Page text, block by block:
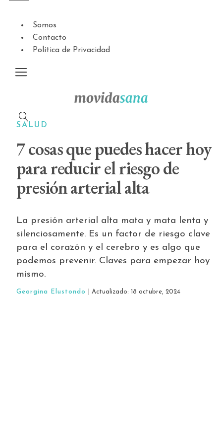
Somos
Contacto
Política de Privacidad
SALUD
7 cosas que puedes hacer hoy
para reducir el riesgo de
presión arterial alta
La presión arterial alta mata y mata lenta y
silenciosamente. Es un factor de riesgo clave
para el corazón y el cerebro y es algo que
podemos prevenir. Claves para empezar hoy
mismo.
Georgina Elustondo | Actualizado: 18 octubre, 2024